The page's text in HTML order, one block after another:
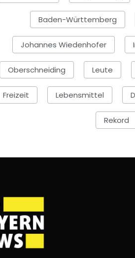
Baden-Württemberg
Johannes Wiedenhofer
Oberschneiding Leute
Freizeit Lebensmittel
Rekord